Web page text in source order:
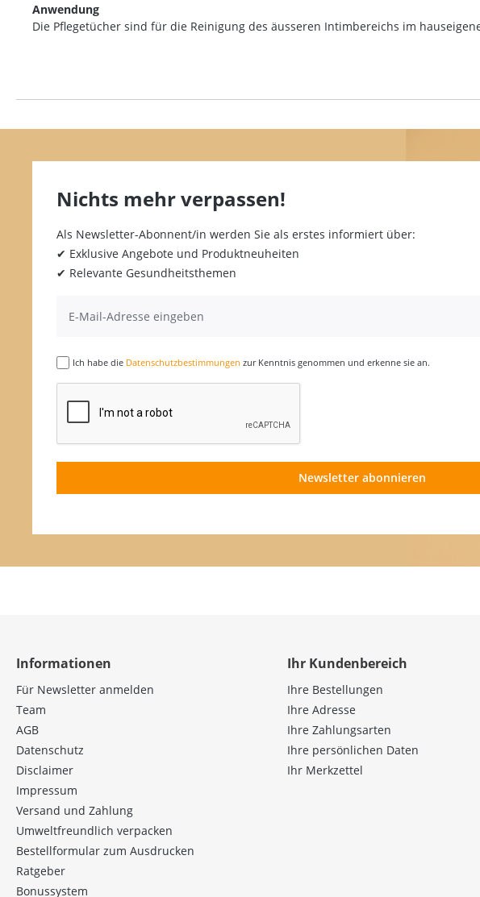
Anwendung
Die Pflegetücher sind für die Reinigung des äusseren Intimbereichs im
Nichts mehr verpassen!
Als Newsletter-Abonnent/in werden Sie als erstes informiert über:
✔ Exklusive Angebote und Produktneuheiten
✔ Relevante Gesundheitsthemen
Ich habe die Datenschutzbestimmungen zur Kenntnis genommen und erkenne sie an.
Newsletter abonnieren
Informationen
Für Newsletter anmelden
Team
AGB
Datenschutz
Disclaimer
Impressum
Versand und Zahlung
Umweltfreundlich verpacken
Bestellformular zum Ausdrucken
Ratgeber
Bonussystem
Ihr Kundenbereich
Ihre Bestellungen
Ihre Adresse
Ihre Zahlungsarten
Ihre persönlichen Daten
Ihr Merkzettel